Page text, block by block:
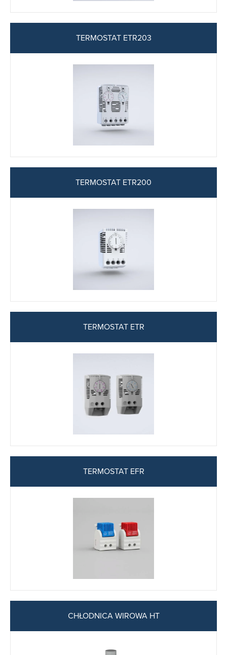
TERMOSTAT ETR203
TERMOSTAT ETR200
TERMOSTAT ETR
TERMOSTAT EFR
CHŁODNICA WIROWA HT